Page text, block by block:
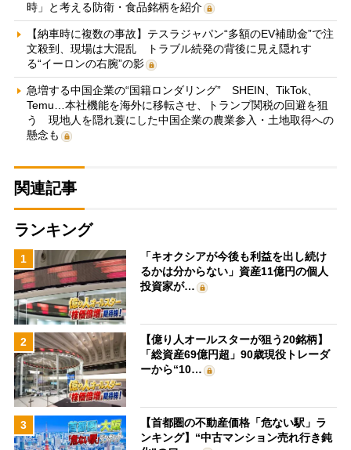
時」と考える防衛・食品銘柄を紹介
【納車時に複数の事故】テスラジャパン“多額のEV補助金”で注
文殺到、現場は大混乱 トラブル続発の背後に見え隠れす
る“イーロンの右腕”の影
急増する中国企業の“国籍ロンダリング” SHEIN、TikTok、
Temu…本社機能を海外に移転させ、トランプ関税の回避を狙
う 現地人を隠れ蓑にした中国企業の農業参入・土地取得への
懸念も
関連記事
ランキング
1
「キオクシアが今後も利益を出し続け
るかは分からない」資産11億円の個人
投資家が…
2
【億り人オールスターが狙う20銘柄】
「総資産69億円超」90歳現役トレーダ
ーから“10…
3
【首都圏の不動産価格「危ない駅」ラ
ンキング】“中古マンション売れ行き鈍